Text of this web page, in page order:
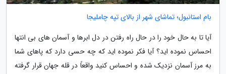
بام استانبول؛ تماشای شهر از بالای تپه چاملیجا
آیا تا به حال خود را در حال راه رفتن در دل ابرها و آسمان های بی انتها
احساس نموده اید؟ آیا فکر نموده اید که چه حسی دارد که پاهای شما
به مرز آسمان نزدیک شده و احساس کنید واقعاً در قله جهان قرار گرفته